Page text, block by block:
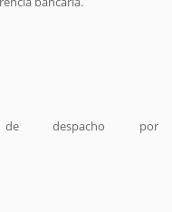
despacho por